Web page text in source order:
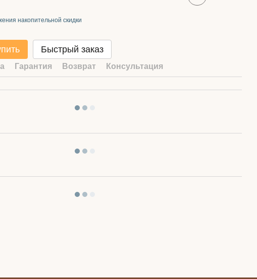
накопительной скидки
Быстрый заказ
Гарантия Возврат Консультация